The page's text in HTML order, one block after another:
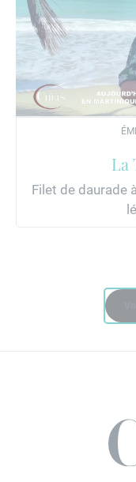
La
Filet de daurade